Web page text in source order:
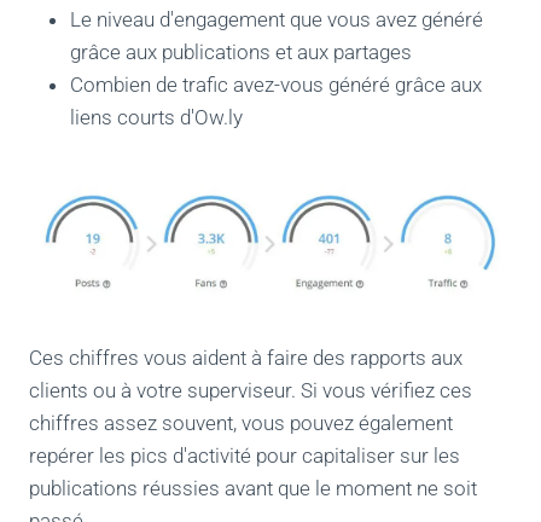
Le niveau d'engagement que vous avez généré
grâce aux publications et aux partages
Combien de trafic avez-vous généré grâce aux
liens courts d'Ow.ly
Ces chiffres vous aident à faire des rapports aux
clients ou à votre superviseur. Si vous vérifiez ces
chiffres assez souvent, vous pouvez également
repérer les pics d'activité pour capitaliser sur les
publications réussies avant que le moment ne soit